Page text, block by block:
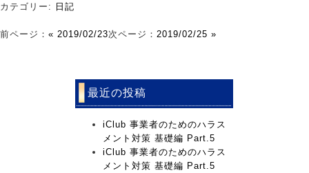
カテゴリー: 日記
前ページ： « 2019/02/23次ページ： 2019/02/25 »
最近の投稿
iClub 事業者のためのハラス
メント対策 基礎編 Part.5
iClub 事業者のためのハラス
メント対策 基礎編 Part.5